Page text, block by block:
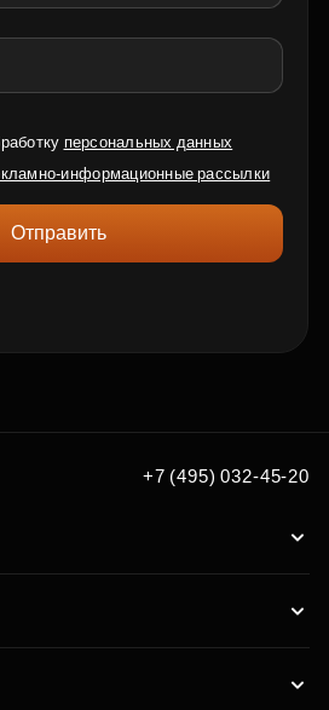
персональных данных
информационные рассылки
Отправить
+7 (495) 032-45-20